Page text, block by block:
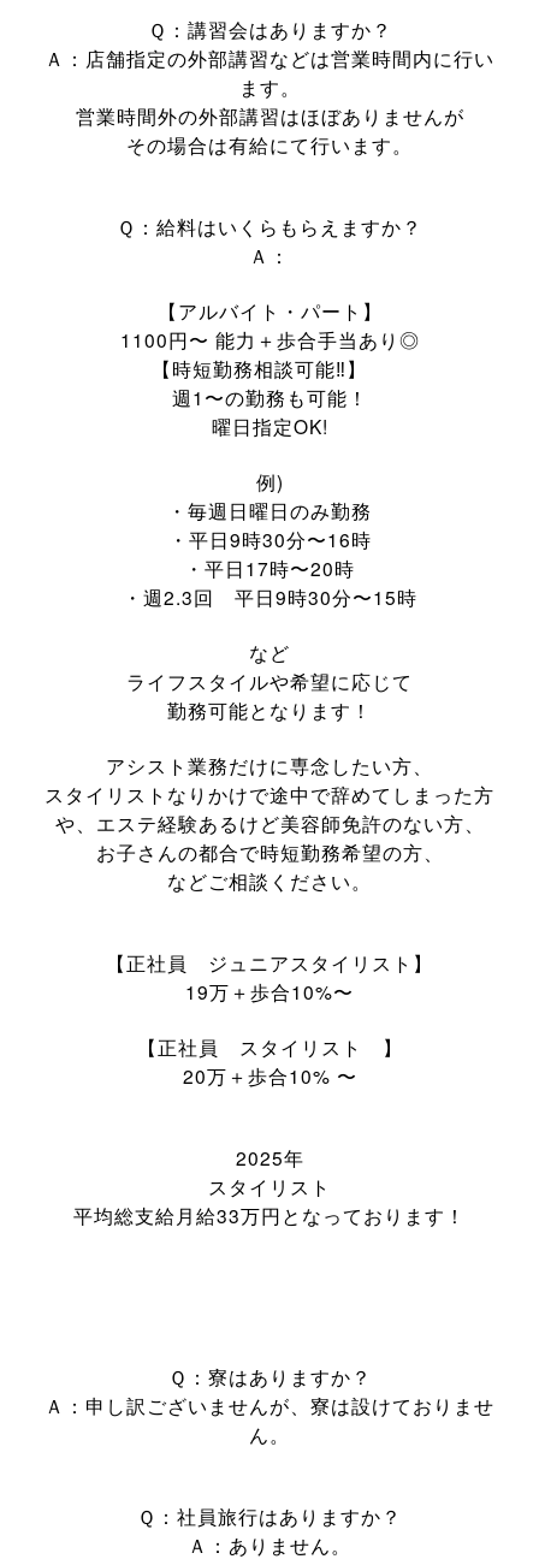
Ｑ：講習会はありますか？
Ａ：店舗指定の外部講習などは営業時間内に行い
ます。
営業時間外の外部講習はほぼありませんが
その場合は有給にて行います。
Ｑ：給料はいくらもらえますか？
Ａ：
【アルバイト・パート】
1100円〜 能力＋歩合手当あり◎
【時短勤務相談可能‼︎】
週1〜の勤務も可能！
曜日指定OK!
例)
・毎週日曜日のみ勤務
・平日9時30分〜16時
・平日17時〜20時
・週2.3回 平日9時30分〜15時
など
ライフスタイルや希望に応じて
勤務可能となります！
アシスト業務だけに専念したい方、
スタイリストなりかけで途中で辞めてしまった方
や、エステ経験あるけど美容師免許のない方、
お子さんの都合で時短勤務希望の方、
などご相談ください。
【正社員 ジュニアスタイリスト】
19万＋歩合10%〜
【正社員 スタイリスト 】
20万＋歩合10% 〜
2025年
スタイリスト
平均総支給月給33万円となっております！
Ｑ：寮はありますか？
Ａ：申し訳ございませんが、寮は設けておりませ
ん。
Ｑ：社員旅行はありますか？
Ａ：ありません。